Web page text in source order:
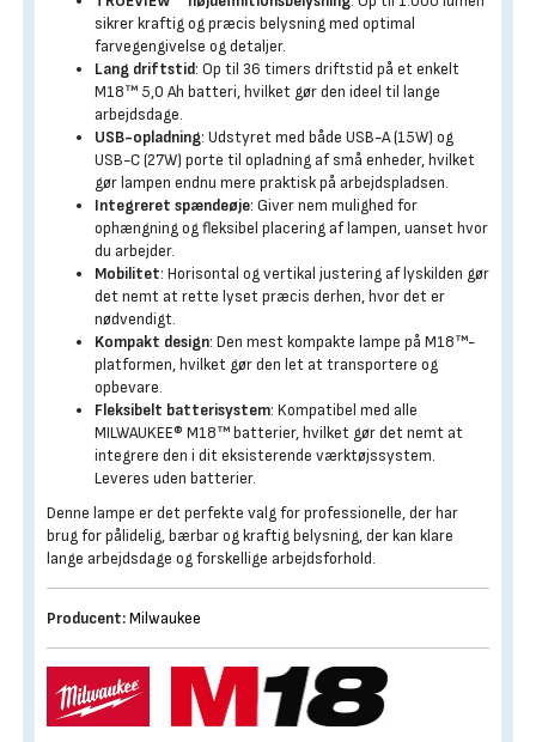
sikrer kraftig og præcis belysning med optimal
farvegengivelse og detaljer.
Lang driftstid: Op til 36 timers driftstid på et enkelt
M18™ 5,0 Ah batteri, hvilket gør den ideel til lange
arbejdsdage.
USB-opladning: Udstyret med både USB-A (15W) og
USB-C (27W) porte til opladning af små enheder, hvilket
gør lampen endnu mere praktisk på arbejdspladsen.
Integreret spændeøje: Giver nem mulighed for
ophængning og fleksibel placering af lampen, uanset hvor
du arbejder.
Mobilitet: Horisontal og vertikal justering af lyskilden gør
det nemt at rette lyset præcis derhen, hvor det er
nødvendigt.
Kompakt design: Den mest kompakte lampe på M18™-
platformen, hvilket gør den let at transportere og
opbevare.
Fleksibelt batterisystem: Kompatibel med alle
MILWAUKEE® M18™ batterier, hvilket gør det nemt at
integrere den i dit eksisterende værktøjssystem.
Leveres uden batterier.
Denne lampe er det perfekte valg for professionelle, der har
brug for pålidelig, bærbar og kraftig belysning, der kan klare
lange arbejdsdage og forskellige arbejdsforhold.
Producent:Milwaukee